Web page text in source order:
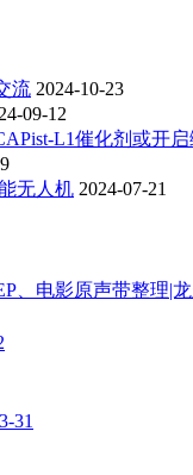
流 2024-10-23
09-12
L1催化剂或开
无人机 2024-07-21
31